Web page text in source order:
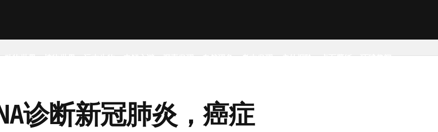
动物世界 植物世界 远古生物 未解之谜 探索发现 自然现象 考古发现 户外探险 桌面壁纸 环球趣闻
诊断新冠肺炎，癌症